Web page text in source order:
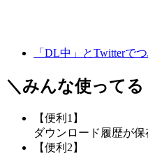
「DL中」とTwitterで
＼みんな使ってる
【便利1】
ダウンロード履歴が
【便利2】